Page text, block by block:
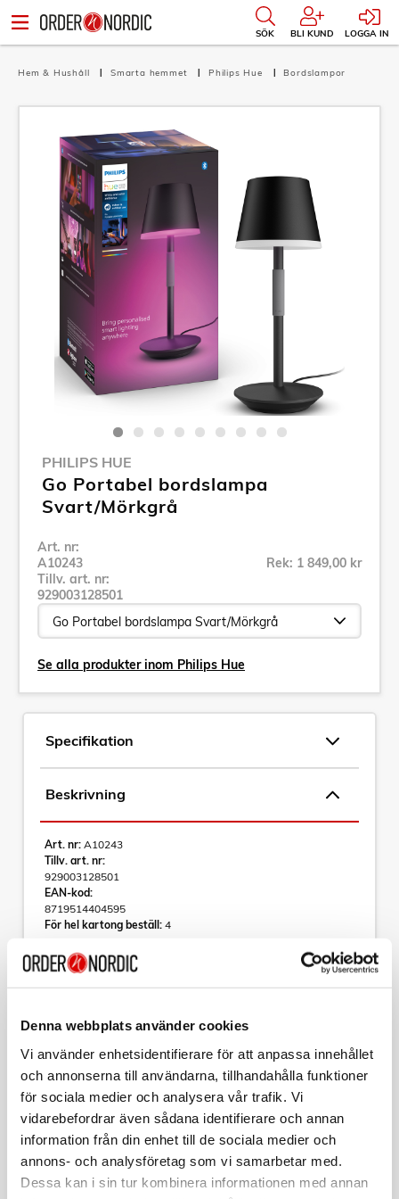
Denna webbplats använder cookies
Vi använder enhetsidentifierare för att anpassa innehållet
och annonserna till användarna, tillhandahålla funktioner
för sociala medier och analysera vår trafik. Vi
vidarebefordrar även sådana identifierare och annan
information från din enhet till de sociala medier och
annons- och analysföretag som vi samarbetar med.
Dessa kan i sin tur kombinera informationen med annan
SÖK BLI KUND LOGGA IN
Hem & Hushåll Smarta hemmet Philips Hue Bordslampor
PHILIPS HUE
Go Portabel bordslampa
Svart/Mörkgrå
Art. nr:
A10243
Tillv. art. nr:
929003128501
Rek: 1 849,00 kr
Se alla produkter inom Philips Hue
Specifikation
Beskrivning
Art. nr: A10243
Tillv. art. nr:
929003128501
EAN-kod:
8719514404595
För hel kartong beställ: 4
Philips Hue Go bärbar bordslampa
• Upp till 10 års livslängd
• Kompatibel med Bluetooth och Hue Bridge
• Låg energiförbrukning | A+
• Vitt och färgat ljus
Ta med dig smart belysning vart du vill med denna bärbara
smarta lampa i svart. Den är godkänd för utomhusbruk och
försedd med ett mörkgrått silikongrepp som gör det lätt att
flytta den dit du behöver ljus som mest.
- Fungerar inomhus och utomhus
Läs mer
Taggar Effektfull belysning